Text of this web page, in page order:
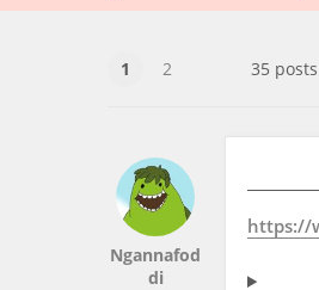
1 2 35 posts
Ngannafod
di
https://